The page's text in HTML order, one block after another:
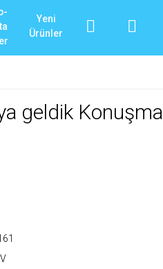
Yeni
Ürünler
geldik Konuşma